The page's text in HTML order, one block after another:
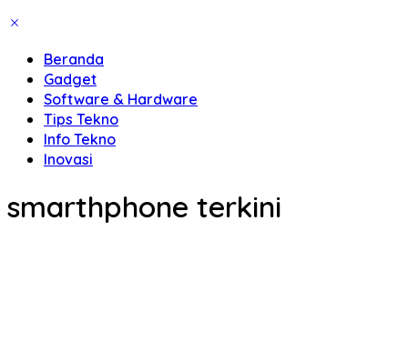
Beranda
Gadget
Software & Hardware
Tips Tekno
Info Tekno
Inovasi
smarthphone terkini